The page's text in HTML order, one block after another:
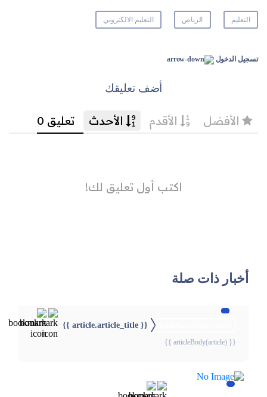
التعليم الرياض التعليم الالكتروني
تسجيل الدخول
أضف تعليقك
أخبار ذات صلة
{{ article.article_title }}
{{ articleBody(article) }}